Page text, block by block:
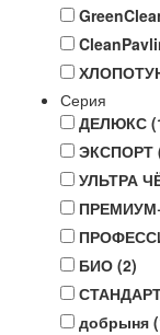
Серия
ДЕЛЮКС
ЭКСПОРТ
УЛЬТРА
БИО (2)
добрыня